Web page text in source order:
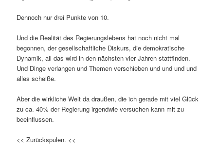
Dennoch nur drei Punkte von 10.
Und die Realität des Regierungslebens hat noch nicht mal
begonnen, der gesellschaftliche Diskurs, die demokratische
Dynamik, all das wird in den nächsten vier Jahren stattfinden.
Und Dinge verlangen und Themen verschieben und und und und
alles scheiße.
Aber die wirkliche Welt da draußen, die ich gerade mit viel Glück
zu ca. 40% der Regierung irgendwie versuchen kann mit zu
beeinflussen.
<< Zurückspulen. <<